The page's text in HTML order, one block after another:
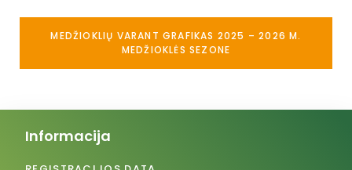
MEDŽIOKLIŲ VARANT GRAFIKAS 2025 – 2026 M.
MEDŽIOKLĖS SEZONE
Informacija